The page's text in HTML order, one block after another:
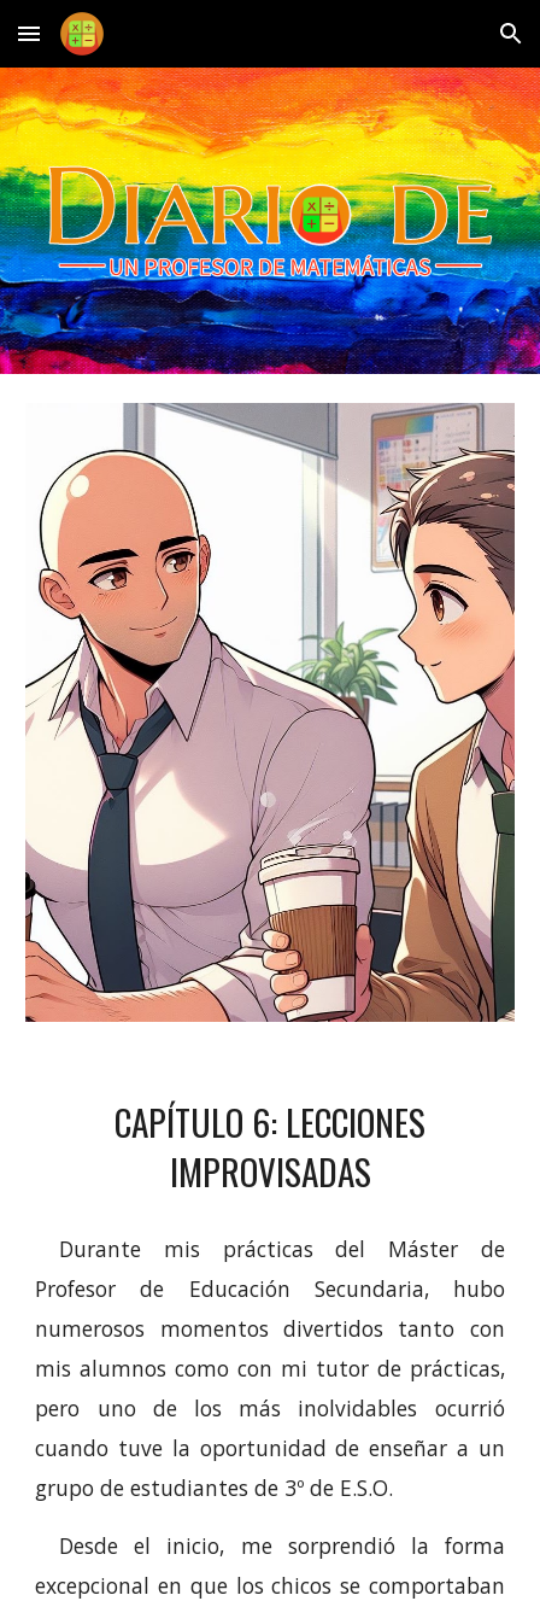
Skip to main content Skip to navigation
CAPÍTULO 6: LECCIONES
IMPROVISADAS
Durante mis prácticas del Máster de
Profesor de Educación Secundaria, hubo
numerosos momentos divertidos tanto con
mis alumnos como con mi tutor de prácticas,
pero uno de los más inolvidables ocurrió
cuando tuve la oportunidad de enseñar a un
grupo de estudiantes de 3º de E.S.O.
Desde el inicio, me sorprendió la forma
excepcional en que los chicos se comportaban